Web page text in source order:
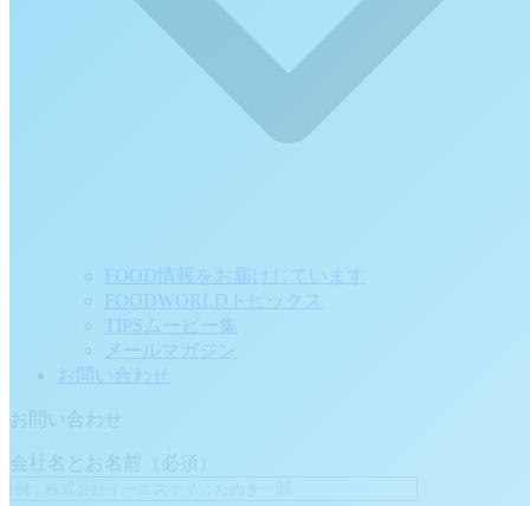
FOOD情報をお届けしています
FOODWORLDトピックス
TIPSムービー集
メールマガジン
お問い合わせ
お問い合わせ
会社名とお名前（必須）